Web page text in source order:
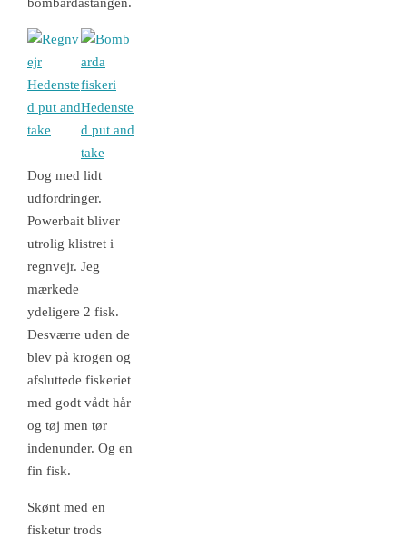
Dog med lidt
udfordringer.
Powerbait bliver
utrolig klistret i
regnvejr. Jeg
mærkede
ydeligere 2 fisk.
Desværre uden de
blev på krogen og
afsluttede fiskeriet
med godt vådt hår
og tøj men tør
indenunder. Og en
fin fisk.
Skønt med en
fisketur trods